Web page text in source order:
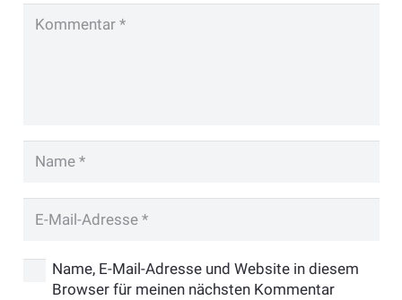
Name, E-Mail-Adresse und Website in diesem
Browser für meinen nächsten Kommentar